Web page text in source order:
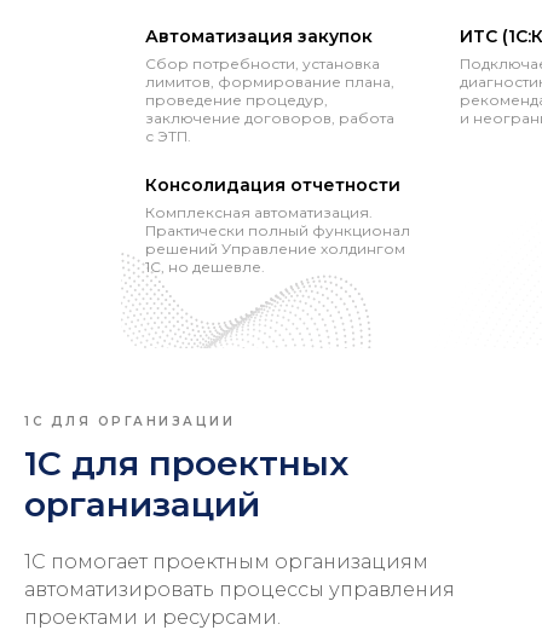
ИТС
и
Автоматизация закупок
Сбор потребности, установка
лимитов, формирование плана,
проведение процедур,
заключение договоров, работа
с ЭТП.
Консолидация отчетности
Комплексная автоматизация.
Практически полный функционал
решений Управление холдингом
1С, но дешевле.
1С ДЛЯ ОРГАНИЗАЦИИ
1С для проектных
организаций
1С помогает проектным организациям
автоматизировать процессы управления
проектами и ресурсами.